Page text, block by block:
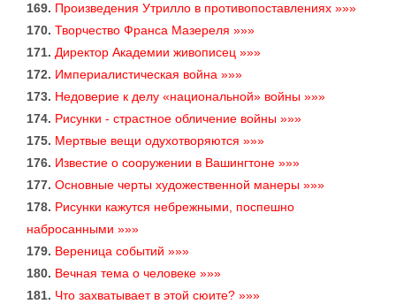
169. Произведения Утрилло в противопоставлениях »»»
170. Творчество Франса Мазереля »»»
171. Директор Академии живописец »»»
172. Империалистическая война »»»
173. Недоверие к делу «национальной» войны »»»
174. Рисунки - страстное обличение войны »»»
175. Мертвые вещи одухотворяются »»»
176. Известие о сооружении в Вашингтоне »»»
177. Основные черты художественной манеры »»»
178. Рисунки кажутся небрежными, поспешно
набросанными »»»
179. Вереница событий »»»
180. Вечная тема о человеке »»»
181. Что захватывает в этой сюите? »»»